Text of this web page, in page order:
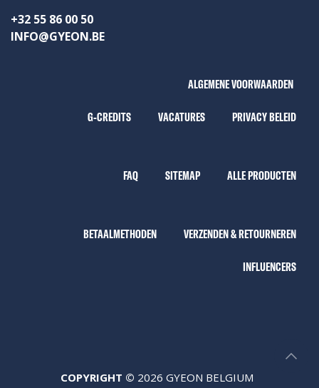
+32 55 86 00 50
INFO@GYEON.BE
ALGEMENE VOORWAARDEN
G-CREDITS VACATURES PRIVACY BELEID
FAQ SITEMAP ALLE PRODUCTEN
BETAALMETHODEN VERZENDEN & RETOURNEREN
INFLUENCERS
COPYRIGHT © 2026 GYEON BELGIUM